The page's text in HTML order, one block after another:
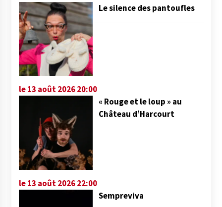
Le silence des pantoufles
le 13 août 2026 20:00
« Rouge et le loup » au
Château d’Harcourt
le 13 août 2026 22:00
Sempreviva